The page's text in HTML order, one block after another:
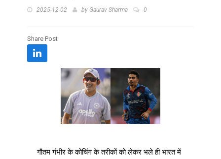
2025-12-02 by Gaurav Sharma 0
Share Post
गौतम गंभीर के कोचिंग के तरीकों को लेकर भले ही भारत में